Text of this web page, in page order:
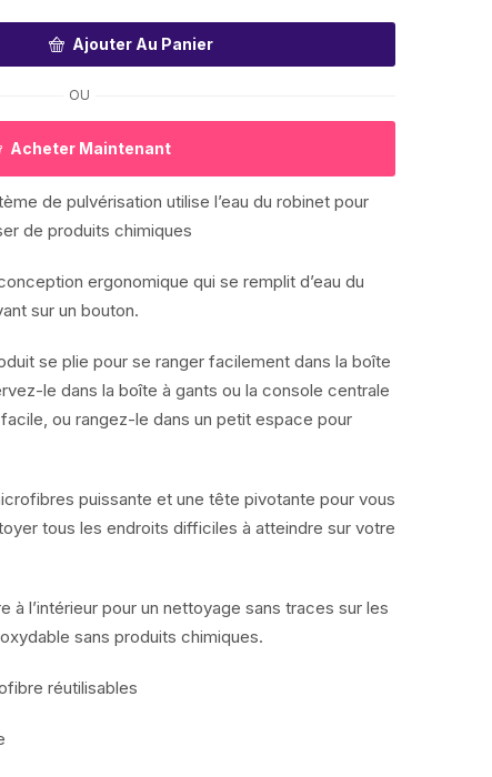
Ajouter Au Panier
OU
Acheter Maintenant
de pulvérisation utilise l’eau du robinet pour
de produits chimiques
ergonomique qui se remplit d’eau du
sur un bouton.
se plie pour se ranger facilement dans la boîte
le dans la boîte à gants ou la console centrale
ou rangez-le dans un petit espace pour
puissante et une tête pivotante pour vous
tous les endroits difficiles à atteindre sur votre
à l’intérieur pour un nettoyage sans traces sur les
sans produits chimiques.
réutilisables